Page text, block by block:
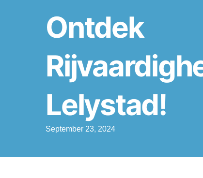
Ontdek
Lelystad!
September 23, 2024